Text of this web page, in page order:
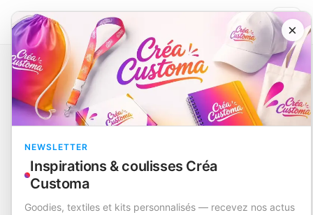
×
NEWSLETTER
Inspirations & coulisses Créa
Customa
Goodies, textiles et kits personnalisés — recevez nos actus
Catalogue Animaux & jardin Pluviomètre 40 L/ m2
EN STOCK